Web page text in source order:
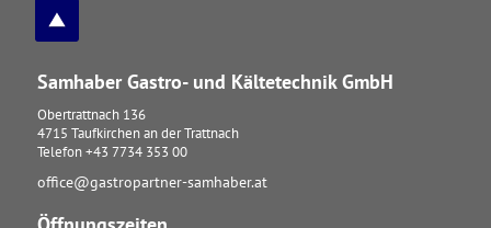
Samhaber Gastro- und Kältetechnik GmbH
Obertrattnach 136
4715 Taufkirchen an der Trattnach
Telefon +43 7734 353 00
office@gastropartner-samhaber.at